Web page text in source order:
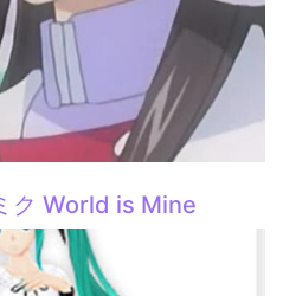
ク World is Mine